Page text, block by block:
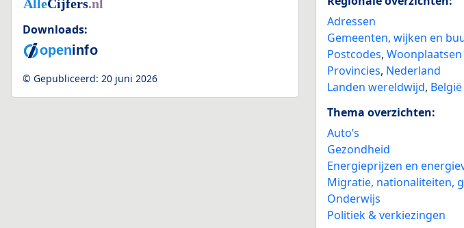
Downloads:
© Gepubliceerd: 20 juni 2026
Adressen
Gemeenten, wijken en
Postcodes,Woonplaatsen
Provincies, Nederland
Landen wereldwijd,
Thema overzichten:
Auto’s
Gezondheid
Energieprijzen en
Migratie, nationaliteiten,
Onderwijs
Politiek & verkiezingen